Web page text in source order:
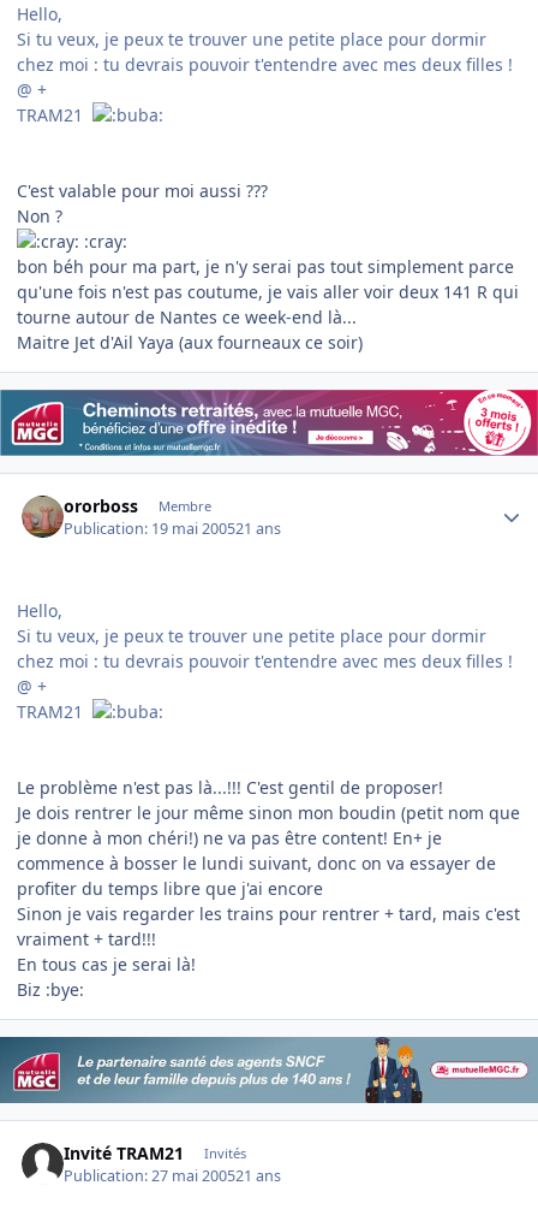
Hello,
Si tu veux, je peux te trouver une petite place pour dormir
chez moi : tu devrais pouvoir t'entendre avec mes deux filles !
@ +
TRAM21
C'est valable pour moi aussi ???
Non ?
:cray:
bon béh pour ma part, je n'y serai pas tout simplement parce
qu'une fois n'est pas coutume, je vais aller voir deux 141 R qui
tourne autour de Nantes ce week-end là...
Maitre Jet d'Ail Yaya (aux fourneaux ce soir)
ororboss Membre
Publication: 19 mai 200521 ans
Hello,
Si tu veux, je peux te trouver une petite place pour dormir
chez moi : tu devrais pouvoir t'entendre avec mes deux filles !
@ +
TRAM21
Le problème n'est pas là...!!! C'est gentil de proposer!
Je dois rentrer le jour même sinon mon boudin (petit nom que
je donne à mon chéri!) ne va pas être content! En+ je
commence à bosser le lundi suivant, donc on va essayer de
profiter du temps libre que j'ai encore
Sinon je vais regarder les trains pour rentrer + tard, mais c'est
vraiment + tard!!!
En tous cas je serai là!
Biz :bye:
Invité TRAM21 Invités
Publication:27 mai 200521 ans